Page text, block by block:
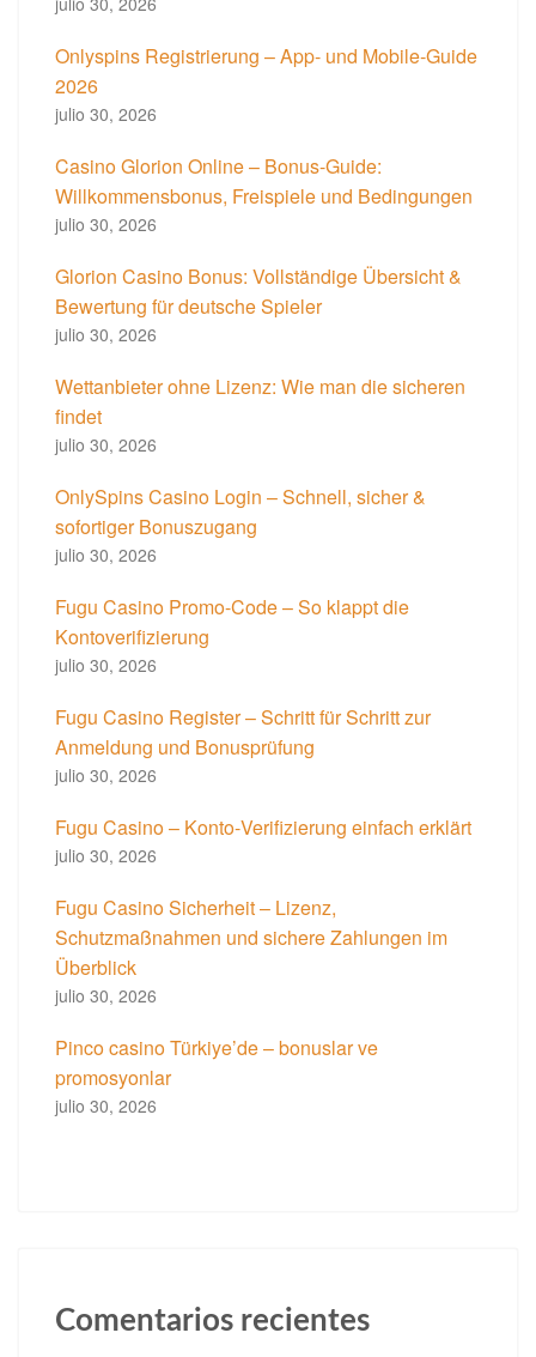
Onlyspins Registrierung – App‑ und Mobile‑Guide
2026
julio 30, 2026
Casino Glorion Online – Bonus-Guide:
Willkommensbonus, Freispiele und Bedingungen
julio 30, 2026
Glorion Casino Bonus: Vollständige Übersicht &
Bewertung für deutsche Spieler
julio 30, 2026
Wettanbieter ohne Lizenz: Wie man die sicheren
findet
julio 30, 2026
OnlySpins Casino Login – Schnell, sicher &
sofortiger Bonuszugang
julio 30, 2026
Fugu Casino Promo-Code – So klappt die
Kontoverifizierung
julio 30, 2026
Fugu Casino Register – Schritt für Schritt zur
Anmeldung und Bonusprüfung
julio 30, 2026
Fugu Casino – Konto‑Verifizierung einfach erklärt
julio 30, 2026
Fugu Casino Sicherheit – Lizenz,
Schutzmaßnahmen und sichere Zahlungen im
Überblick
julio 30, 2026
Pinco casino Türkiye’de – bonuslar ve
promosyonlar
julio 30, 2026
Comentarios recientes